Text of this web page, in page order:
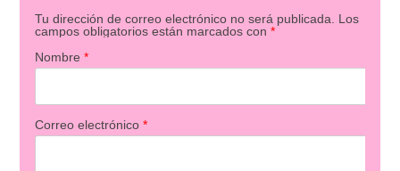
Tu dirección de correo electrónico no será publicada.
Los
campos obligatorios están marcados con *
Nombre *
Correo electrónico *